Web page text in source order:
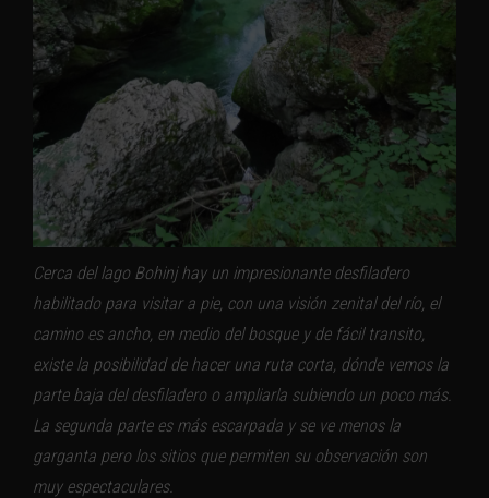
Cerca del lago Bohinj hay un impresionante desfiladero
habilitado para visitar a pie, con una visión zenital del río, el
camino es ancho, en medio del bosque y de fácil transito,
existe la posibilidad de hacer una ruta corta, dónde vemos la
parte baja del desfiladero o ampliarla subiendo un poco más.
La segunda parte es más escarpada y se ve menos la
garganta pero los sitios que permiten su observación son
muy espectaculares.